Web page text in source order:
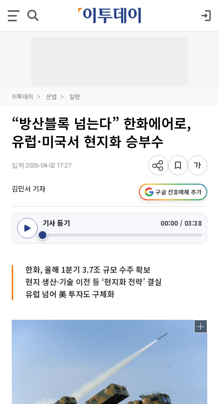
이투데이 산업 일반
“방산블록 넘는다” 한화에어로,
유럽·미국서 현지화 승부수
입력 2026-04-02 17:27
김민서 기자 구글 선호매체 추가
기사 듣기 00:00 / 03:38
한화, 올해 1분기 3.7조 규모 수주 확보
현지 생산·기술 이전 등 ‘현지화 전략’ 결실
유럽 넘어 美 투자도 구체화